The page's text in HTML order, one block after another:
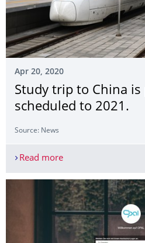
Apr 20, 2020
Study trip to China
scheduled to 2021.
Source: News
Read moreStudy trip to China